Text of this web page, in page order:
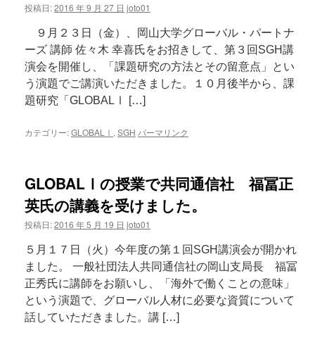
投稿日:2016 年 9 月 27 日 joto01
９月２３日（金）、岡山大学グローバル・パートナ
ーズ 講師 佐々木 幸喜氏をお招きして、第３回SGH講
演会を開催し、「課題研究の方法とその留意点」とい
う演題でご講演いただきました。１０月後半から、課
題研究「GLOBALⅠ […]
カテゴリー:GLOBALⅠ , SGH パーマリンク
GLOBALⅠの授業で共同通信社 福冨正
英氏の講義を受けました。
投稿日:2016 年 5 月 19 日 joto01
５月１７日（火）今年度の第１回SGH講演会が開かれ
ました。 一般社団法人共同通信社の岡山支局長 福冨
正秀氏に講師をお願いし、「海外で働くことの意味」
という演題で、グローバル人材に必要な資質について
話していただきました。講 […]